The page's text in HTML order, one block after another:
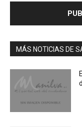
MÁS NOTICIAS DE